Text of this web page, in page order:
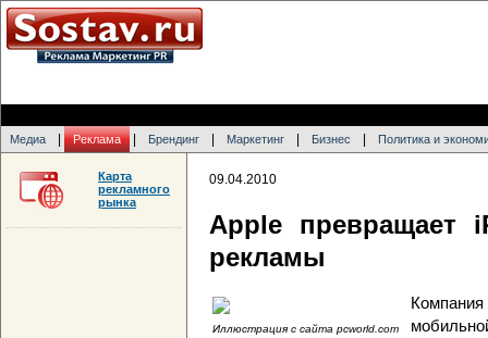
Медиа Реклама Брендинг Маркетинг Бизнес Политика и
09.04.2010
Apple превращает
рекламы
Иллюстрация с сайта pcworld.com
Карта
рекламного
рынка